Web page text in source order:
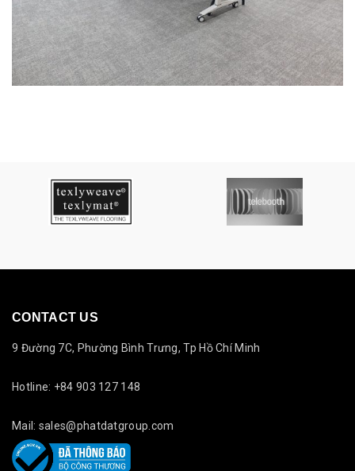
CONTACT US
9 Đường 7C, Phường Bình Trưng, Tp Hồ Chí Minh
Hotline: +84 903 127 148
Mail: sales@phatdatgroup.com